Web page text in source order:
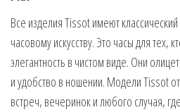
Все изделия Tissot имеют
часовому искусству. Это часы для тех,
элегантность в чистом виде. Они
и удобство в ношении. Модели Tissot
встреч, вечеринок и любого случая,